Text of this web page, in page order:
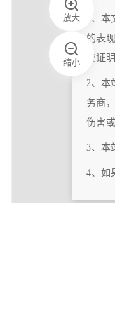
放大
缩小
1、
的表
交证
2、本
务商
伤害
3、本
4、如